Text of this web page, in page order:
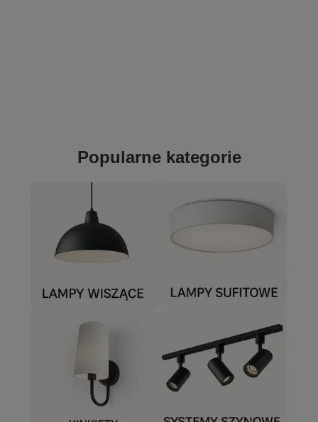
Popularne kategorie